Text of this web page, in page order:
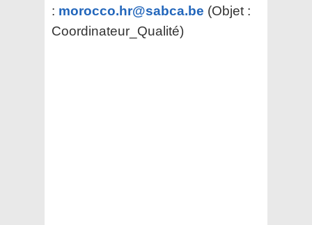
: morocco.hr@sabca.be (Objet :
Coordinateur_Qualité)